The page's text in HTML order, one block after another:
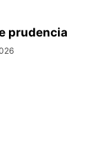
prudencia